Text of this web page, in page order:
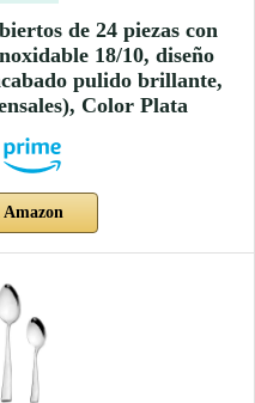
de 24 piezas con
18/10, diseño
pulido brillante,
Color Plata